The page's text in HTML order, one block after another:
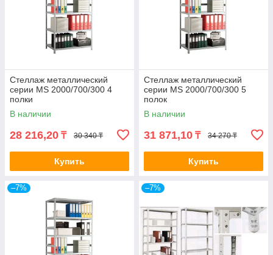
Стеллаж металлический
серии MS 2000/700/300 4
полки
В наличии
28 216,20 ₸ 30 340 ₸
Купить
Стеллаж металлический
серии MS 2000/700/300 5
полок
В наличии
31 871,10 ₸ 34 270 ₸
Купить
–7% –7%